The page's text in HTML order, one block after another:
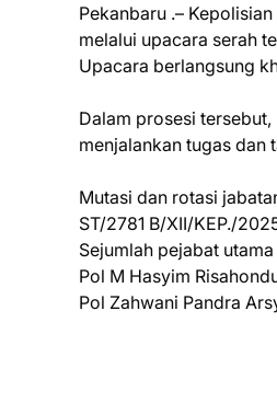
Pekanbaru .–
melalui upacara serah
Upacara berlangsung
Dalam prosesi
menjalankan tugas dan
Mutasi dan rotasi
ST/2781 B/XII/KEP./
Sejumlah pejabat
Pol M Hasyim
Pol Zahwani Pandra